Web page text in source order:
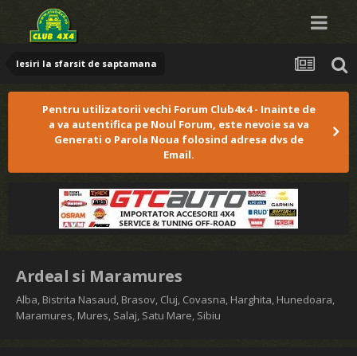
Iesiri la sfarsit de saptamana
Pentru utilizatorii vechi Forum Club4x4 - Inainte de
a va autentifica pe Noul Forum, este nevoie sa va
Generati o Parola Noua folosind adresa dvs de
Email.
Ardeal si Maramures
Alba, Bistrita Nasaud, Brasov, Cluj, Covasna, Harghita, Hunedoara,
Maramures, Mures, Salaj, Satu Mare, Sibiu